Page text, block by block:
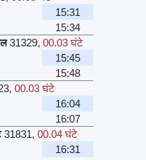
15:31
15:34
31329, 00.03 घंटे
15:45
15:48
, 00.03 घंटे
16:04
16:07
31831, 00.04 घंटे
16:31